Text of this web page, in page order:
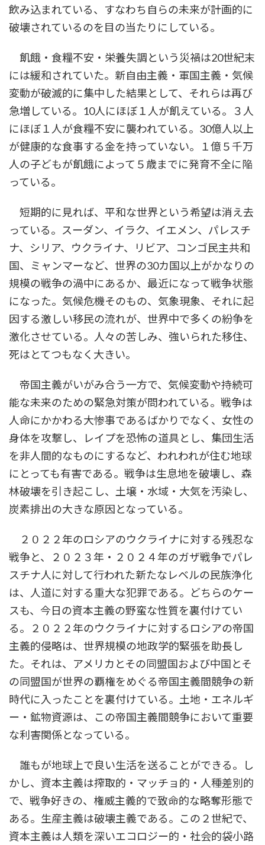
飲み込まれている、すなわち自らの未来が計画的に
破壊されているのを目の当たりにしている。
飢餓・食糧不安・栄養失調という災禍は20世紀末
には緩和されていた。新自由主義・軍国主義・気候
変動が破滅的に集中した結果として、それらは再び
急増している。10人にほぼ１人が飢えている。３人
にほぼ１人が食糧不安に襲われている。30億人以上
が健康的な食事する金を持っていない。１億５千万
人の子どもが飢餓によって５歳までに発育不全に陥
っている。
短期的に見れば、平和な世界という希望は消え去
っている。スーダン、イラク、イエメン、パレスチ
ナ、シリア、ウクライナ、リビア、コンゴ民主共和
国、ミャンマーなど、世界の30カ国以上がかなりの
規模の戦争の渦中にあるか、最近になって戦争状態
になった。気候危機そのもの、気象現象、それに起
因する激しい移民の流れが、世界中で多くの紛争を
激化させている。人々の苦しみ、強いられた移住、
死はとてつもなく大きい。
帝国主義がいがみ合う一方で、気候変動や持続可
能な未来のための緊急対策が問われている。戦争は
人命にかかわる大惨事であるばかりでなく、女性の
身体を攻撃し、レイプを恐怖の道具とし、集団生活
を非人間的なものにするなど、われわれが住む地球
にとっても有害である。戦争は生息地を破壊し、森
林破壊を引き起こし、土壌・水域・大気を汚染し、
炭素排出の大きな原因となっている。
２０２２年のロシアのウクライナに対する残忍な
戦争と、２０２３年・２０２４年のガザ戦争でパレ
スチナ人に対して行われた新たなレベルの民族浄化
は、人道に対する重大な犯罪である。どちらのケー
スも、今日の資本主義の野蛮な性質を裏付けてい
る。２０２２年のウクライナに対するロシアの帝国
主義的侵略は、世界規模の地政学的緊張を助長し
た。それは、アメリカとその同盟国および中国とそ
の同盟国が世界の覇権をめぐる帝国主義間競争の新
時代に入ったことを裏付けている。土地・エネルギ
ー・鉱物資源は、この帝国主義間競争において重要
な利害関係となっている。
誰もが地球上で良い生活を送ることができる。し
かし、資本主義は搾取的・マッチョ的・人種差別的
で、戦争好きの、権威主義的で致命的な略奪形態で
ある。生産主義は破壊主義である。この２世紀で、
資本主義は人類を深いエコロジー的・社会的袋小路